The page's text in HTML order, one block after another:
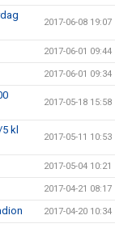
2017-06-08 19:07
2017-06-01 09:44
2017-06-01 09:34
2017-05-18 15:58
kl
2017-05-11 10:53
2017-05-04 10:21
2017-04-21 08:17
2017-04-20 10:34